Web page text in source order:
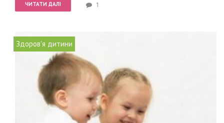
ЧИТАТИ ДАЛІ 1
Здоров'я дитини